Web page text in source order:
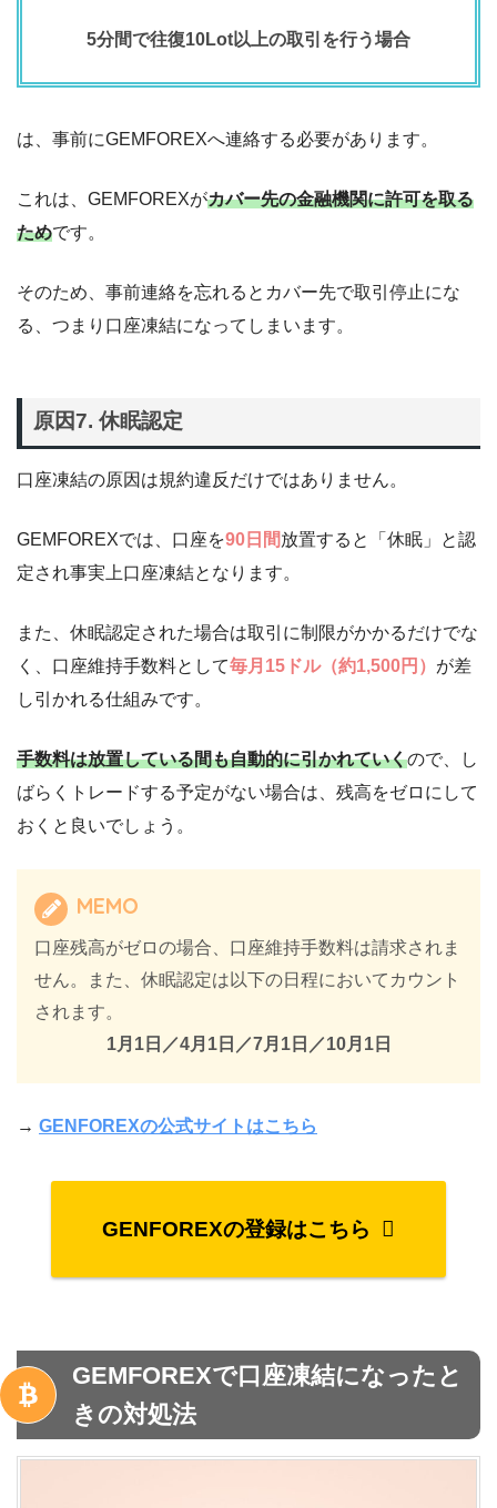
5分間で往復10Lot以上の取引を行う場合
は、事前にGEMFOREXへ連絡する必要があります。
これは、GEMFOREXがカバー先の金融機関に許可を取る
ためです。
そのため、事前連絡を忘れるとカバー先で取引停止にな
る、つまり口座凍結になってしまいます。
原因7. 休眠認定
口座凍結の原因は規約違反だけではありません。
GEMFOREXでは、口座を90日間放置すると「休眠」と認
定され事実上口座凍結となります。
また、休眠認定された場合は取引に制限がかかるだけでな
く、口座維持手数料として毎月15ドル（約1,500円） が差
し引かれる仕組みです。
手数料は放置している間も自動的に引かれていくので、し
ばらくトレードする予定がない場合は、残高をゼロにして
おくと良いでしょう。
MEMO
口座残高がゼロの場合、口座維持手数料は請求されま
せん。また、休眠認定は以下の日程においてカウント
されます。
1月1日／4月1日／7月1日／10月1日
→ GENFOREXの公式サイトはこちら
GENFOREXの登録はこちら
GEMFOREXで口座凍結になったと
きの対処法